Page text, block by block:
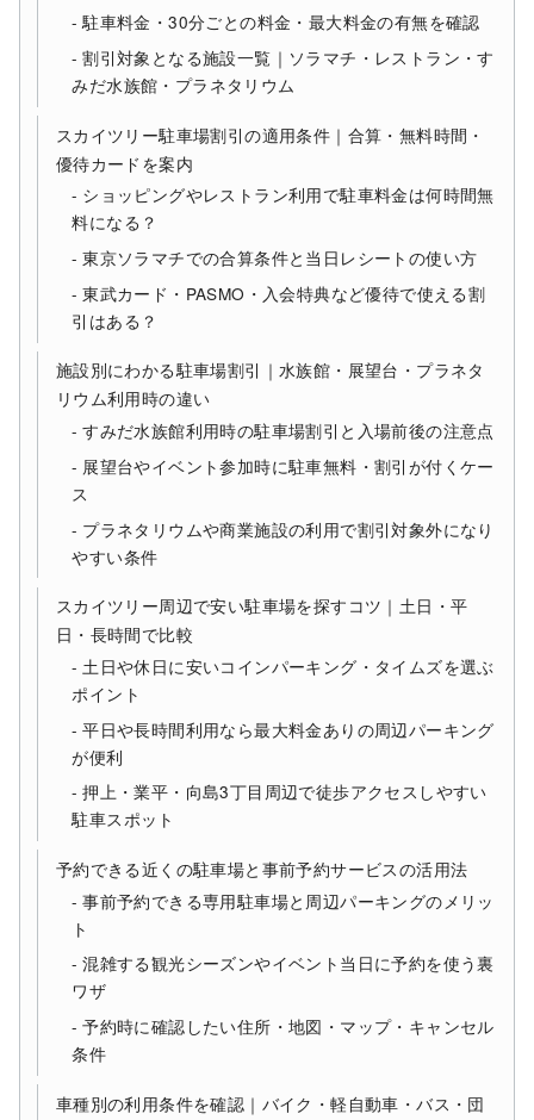
駐車料金・30分ごとの料金・最大料金の有無を確認
割引対象となる施設一覧｜ソラマチ・レストラン・す
みだ水族館・プラネタリウム
スカイツリー駐車場割引の適用条件｜合算・無料時間・
優待カードを案内
ショッピングやレストラン利用で駐車料金は何時間無
料になる？
東京ソラマチでの合算条件と当日レシートの使い方
東武カード・PASMO・入会特典など優待で使える割
引はある？
施設別にわかる駐車場割引｜水族館・展望台・プラネタ
リウム利用時の違い
すみだ水族館利用時の駐車場割引と入場前後の注意点
展望台やイベント参加時に駐車無料・割引が付くケー
ス
プラネタリウムや商業施設の利用で割引対象外になり
やすい条件
スカイツリー周辺で安い駐車場を探すコツ｜土日・平
日・長時間で比較
土日や休日に安いコインパーキング・タイムズを選ぶ
ポイント
平日や長時間利用なら最大料金ありの周辺パーキング
が便利
押上・業平・向島3丁目周辺で徒歩アクセスしやすい
駐車スポット
予約できる近くの駐車場と事前予約サービスの活用法
事前予約できる専用駐車場と周辺パーキングのメリッ
ト
混雑する観光シーズンやイベント当日に予約を使う裏
ワザ
予約時に確認したい住所・地図・マップ・キャンセル
条件
車種別の利用条件を確認｜バイク・軽自動車・バス・団